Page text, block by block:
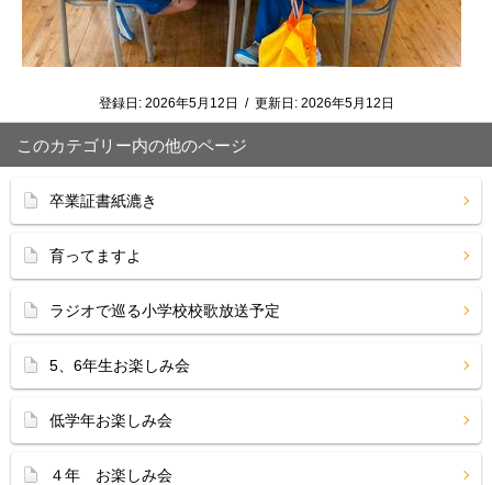
登録日: 2026年5月12日 / 更新日: 2026年5月12日
このカテゴリー内の他のページ
卒業証書紙漉き
育ってますよ
ラジオで巡る小学校校歌放送予定
5、6年生お楽しみ会
低学年お楽しみ会
４年 お楽しみ会